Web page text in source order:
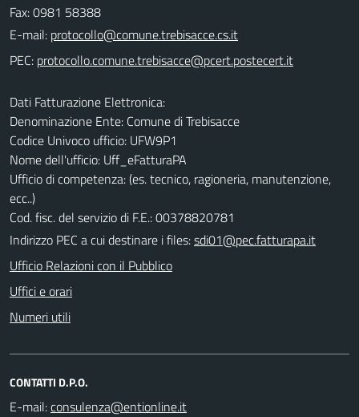
Fax: 0981 58388
E-mail:
PEC:
Dati Fatturazione Elettronica:
Denominazione Ente: Comune di Trebisacce
Codice Univoco ufficio: UFW9P1
Nome dell'ufficio: Uff_eFatturaPA
Ufficio di competenza: (es. tecnico, ragioneria, manutenzione,
ecc..)
Cod. fisc. del servizio di F.E.: 00378820781
Indirizzo PEC a cui destinare i files:sdi01@pec.fatturapa.it
Ufficio Relazioni con il Pubblico
Uffici e orari
Numeri utili
CONTATTI D.P.O.
E-mail: